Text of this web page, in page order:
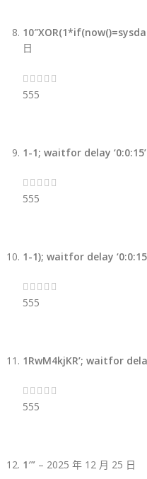
日
555
1-1; waitfor delay
555
1-1); waitfor delay
555
1RwM4kjKR’; waitfor
555
1′” – 2025 年 12 月 25 日